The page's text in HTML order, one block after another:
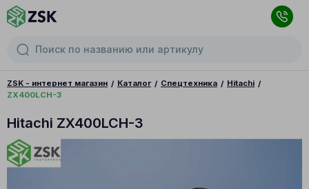
ZSK - интернет магазин Каталог Спецтехника
Hitachi
ZX400LCH-3
Hitachi ZX400LCH-3